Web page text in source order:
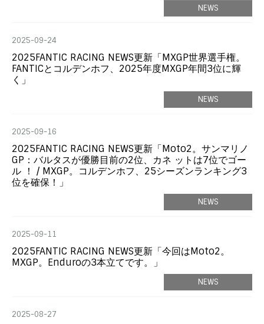
NEWS
2025-09-24
2025FANTIC RACING NEWS更新「MXGP世界選手権。
FANTICとコルデンホフ、2025年度MXGP年間3位に輝
く」
NEWS
2025-09-16
2025FANTIC RACING NEWS更新「Moto2。サンマリノ
GP：バルタスが優勝目前の2位、カネ ットは7位でゴー
ル ！ / MXGP。コルデンホフ、25シーズンランキング3
位を確保！」
NEWS
2025-09-11
2025FANTIC RACING NEWS更新「今回はMoto2。
MXGP。Enduroの3本立てです。」
NEWS
2025-08-27